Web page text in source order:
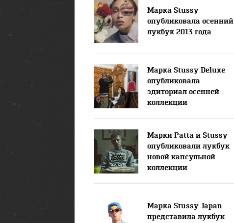
Марка Stussy
опубликовала осенний
лукбук 2013 года
Марка Stussy Deluxe
опубликовала
эдиториал осенней
коллекции
Марки Patta и Stussy
опубликовали лукбук
новой капсульной
коллекции
Марка Stussy Japan
представила лукбук